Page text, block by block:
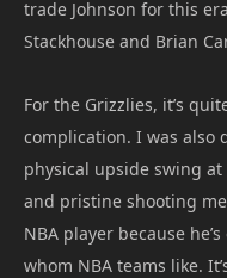
trade Johnson for this
Stackhouse and Brian
For the Grizzlies, it’s
complication. I was also
physical upside swing
and pristine shooting
NBA player because
whom NBA teams like.